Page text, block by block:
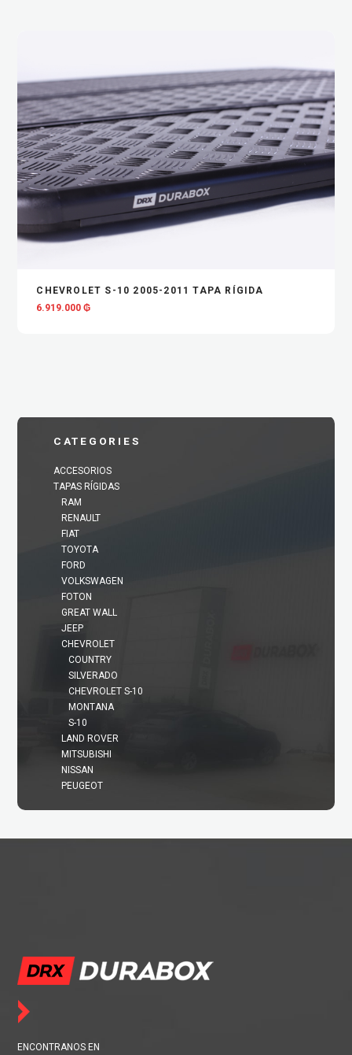
CHEVROLET S-10 2005-2011 TAPA RÍGIDA
6.919.000₲
CATEGORIES
ACCESORIOS
TAPAS RÍGIDAS
RAM
RENAULT
FIAT
TOYOTA
FORD
VOLKSWAGEN
FOTON
GREAT WALL
JEEP
CHEVROLET
COUNTRY
SILVERADO
CHEVROLET S-10
MONTANA
S-10
LAND ROVER
MITSUBISHI
NISSAN
PEUGEOT
ENCONTRANOS EN